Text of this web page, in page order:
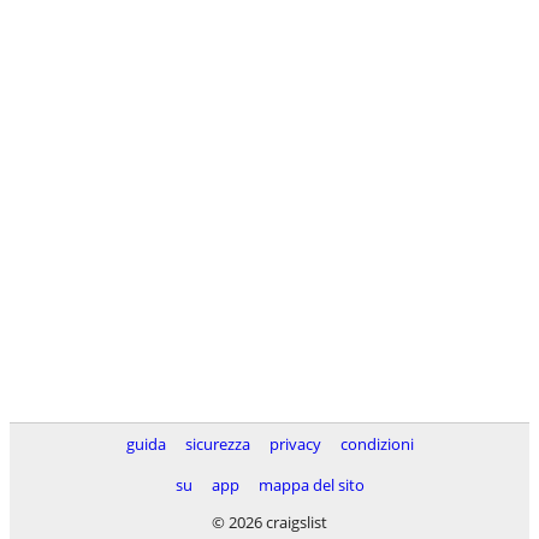
guida sicurezza privacy
condizioni
su
app
mappa del sito
© 2026 craigslist